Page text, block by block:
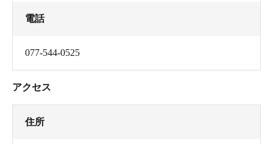
男性用の脱衣所
電話
077-544-0525
アクセス
住所